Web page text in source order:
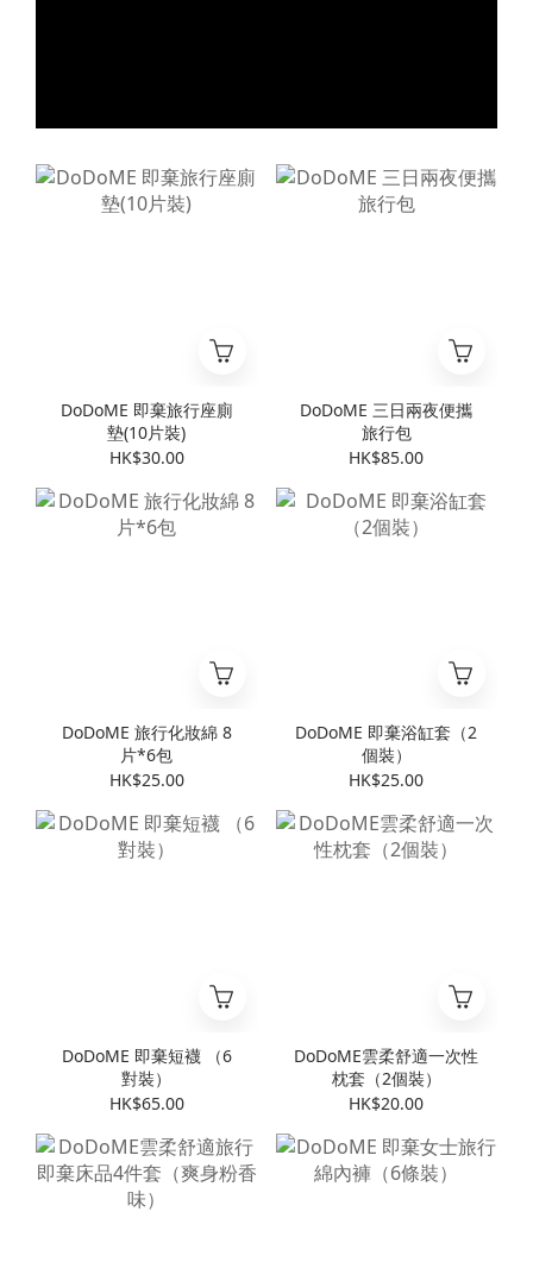
DoDoME 即棄旅行座廁
墊(10片裝)
HK$30.00
DoDoME 三日兩夜便攜
旅行包
HK$85.00
DoDoME 旅行化妝綿 8
片*6包
HK$25.00
DoDoME 即棄浴缸套（2
個裝）
HK$25.00
DoDoME 即棄短襪 （6
對裝）
HK$65.00
DoDoME雲柔舒適一次性
枕套（2個裝）
HK$20.00